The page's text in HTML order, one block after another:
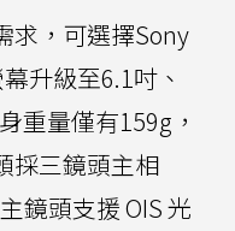
求，可選擇Sony
升級至6.1吋、
重量僅有159g，
採三鏡頭主相
鏡頭支援 OIS 光